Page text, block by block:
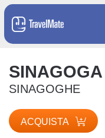
SINAGOGHE
ACQUISTA